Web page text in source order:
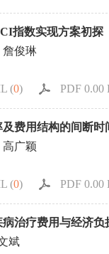
指数实现方案初探
詹俊琳
(0) PDF 0.00
费用结构的间断时
广颖
(0) PDF 0.00
治疗费用与经济负
斌